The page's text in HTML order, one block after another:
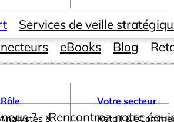
&
Votre secteur
Retail &
Services de veille
eBooks Blog
? Rencontrez notre